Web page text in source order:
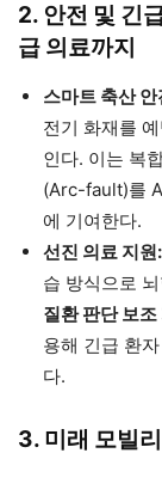
2. 안전 및 긴
급 의료까지
스마트 축산 안
전기 화재를
인다. 이는 복
(Arc-fault)를
에 기여한다.
선진 의료 지원:
습 방식으로
질환 판단 보조
용해 긴급 환
다.
3. 미래 모빌